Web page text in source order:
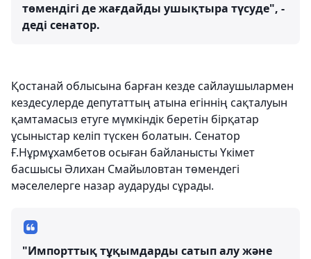
төмендігі де жағдайды ушықтыра түсуде", -
деді сенатор.
Қостанай облысына барған кезде сайлаушылармен
кездесулерде депутаттың атына егіннің сақталуын
қамтамасыз етуге мүмкіндік беретін бірқатар
ұсыныстар келіп түскен болатын. Сенатор
Ғ.Нұрмұхамбетов осыған байланысты Үкімет
басшысы Әлихан Смайыловтан төмендегі
мәселелерге назар аударуды сұрады.
"Импорттық тұқымдарды сатып алу және